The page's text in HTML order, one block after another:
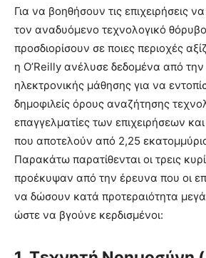
Για να βοηθήσουν τις επιχειρήσεις
τον αναδυόμενο τεχνολογικό
προσδιορίσουν σε ποιες περιοχές
η O’Reilly ανέλυσε δεδομένα από
ηλεκτρονικής μάθησης για να
δημοφιλείς όρους αναζήτησης
επαγγελματίες των επιχειρήσεων
που αποτελούν από 2,25
Παρακάτω παρατίθενται οι τρεις
προέκυψαν από την έρευνα που οι
να δώσουν κατά προτεραιότητα
ώστε να βγούνε κερδισμένοι: